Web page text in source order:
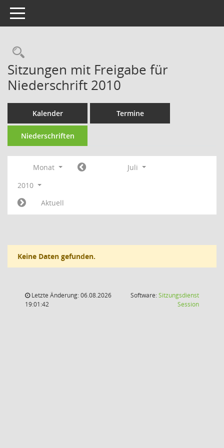
Toggle navigation
Rechercheauswahl
Sitzungen mit Freigabe für
Niederschrift 2010
Kalender Termine
Niederschriften
Monat
Juli
2010
Aktuell
Keine Daten gefunden.
Letzte Änderung: 06.08.2026
19:01:42
Software:Sitzungsdienst
Session(Wird in